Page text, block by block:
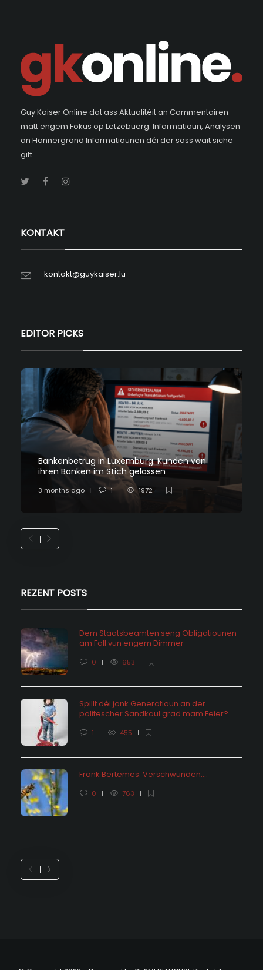
Guy Kaiser Online dat ass Aktualitéit an Commentairen
matt engem Fokus op Lëtzebuerg. Informatioun, Analysen
an Hannergrond Informatiounen déi der soss wäit siche
gitt.
KONTAKT
kontakt@guykaiser.lu
EDITOR PICKS
Bankenbetrug in Luxemburg: Kunden von
ihren Banken im Stich gelassen
3 months ago 1 1972
REZENT POSTS
Dem Staatsbeamten seng Obligatiounen
am Fall vun engem Dimmer
0 653
Spillt déi jonk Generatioun an der
politescher Sandkaul grad mam Feier?
1 455
Frank Bertemes: Verschwunden….
0 763